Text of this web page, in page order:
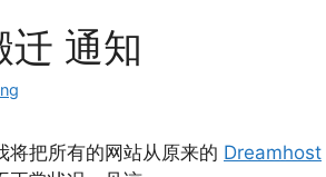
迁 通知
将把所有的网站从原来的 Dreamhost